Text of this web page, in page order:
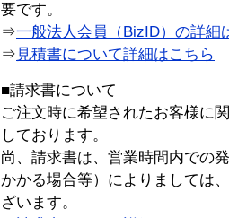
要です。
⇒一般法人会員（BizID）の詳細
⇒ 見積書について詳細はこちら
■請求書について
ご注文時に希望されたお客様に
しております。
尚、請求書は、営業時間内での
かかる場合等）によりましては
ざいます。